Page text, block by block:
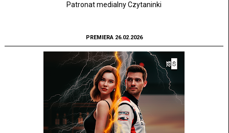
Patronat medialny Czytaninki
PREMIERA 26.02.2026